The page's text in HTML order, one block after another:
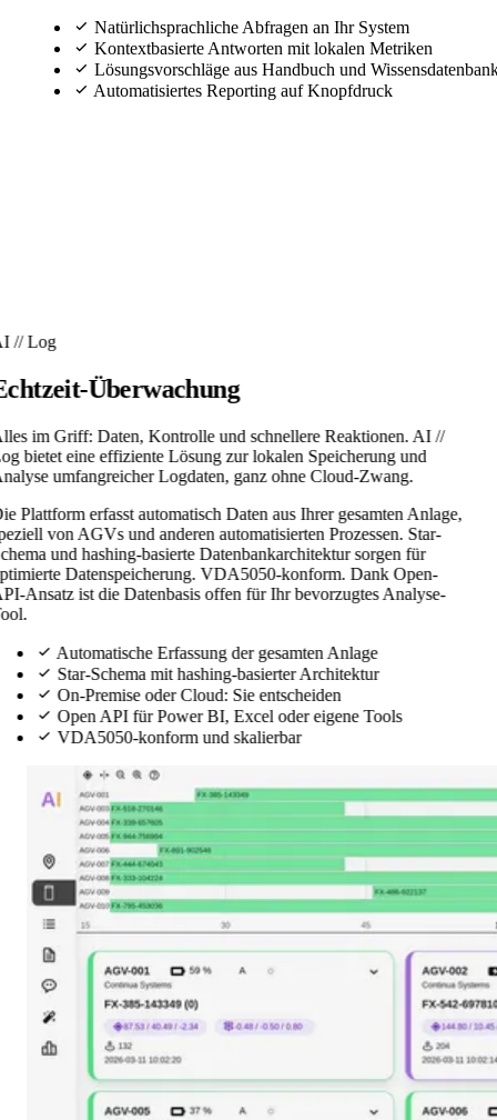
Natürlichsprachliche Abfragen an Ihr System
Kontextbasierte Antworten mit lokalen Metriken
Lösungsvorschläge aus Handbuch und
Automatisiertes Reporting auf Knopfdruck
// Log
Überwachung
im Griff: Daten, Kontrolle und schnellere Reaktionen. AI //
bietet eine effiziente Lösung zur lokalen Speicherung und
umfangreicher Logdaten, ganz ohne Cloud-Zwang.
Plattform erfasst automatisch Daten aus Ihrer gesamten Anlage,
von AGVs und anderen automatisierten Prozessen. Star-
und hashing-basierte Datenbankarchitektur sorgen für
Datenspeicherung. VDA5050-konform. Dank Open-
Ansatz ist die Datenbasis offen für Ihr bevorzugtes Analyse-
Automatische Erfassung der gesamten Anlage
Star-Schema mit hashing-basierter Architektur
On-Premise oder Cloud: Sie entscheiden
Open API für Power BI, Excel oder eigene Tools
VDA5050-konform und skalierbar